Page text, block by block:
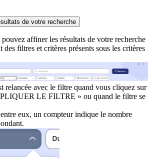
de votre recherche
affiner les résultats de votre recherche
des filtres et critères présents sous les critères
relancée avec le filtre quand vous cliquez sur
LE FILTRE » ou quand le filtre se
eux, un compteur indique le nombre